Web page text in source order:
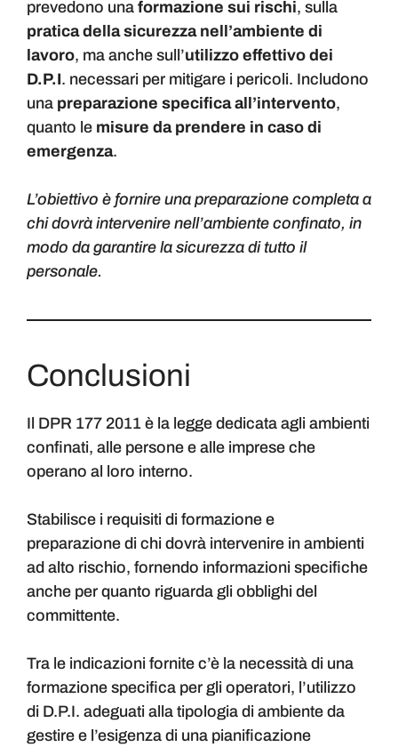
prevedono una formazione sui rischi, sulla
pratica della sicurezza nell’ambiente di
lavoro, ma anche sull’utilizzo effettivo dei
D.P.I. necessari per mitigare i pericoli. Includono
una preparazione specifica all’intervento,
quanto le misure da prendere in caso di
emergenza.
L’obiettivo è fornire una preparazione completa a
chi dovrà intervenire nell’ambiente confinato, in
modo da garantire la sicurezza di tutto il
personale.
Conclusioni
Il DPR 177 2011 è la legge dedicata agli ambienti
confinati, alle persone e alle imprese che
operano al loro interno.
Stabilisce i requisiti di formazione e
preparazione di chi dovrà intervenire in ambienti
ad alto rischio, fornendo informazioni specifiche
anche per quanto riguarda gli obblighi del
committente.
Tra le indicazioni fornite c’è la necessità di una
formazione specifica per gli operatori, l’utilizzo
di D.P.I. adeguati alla tipologia di ambiente da
gestire e l’esigenza di una pianificazione